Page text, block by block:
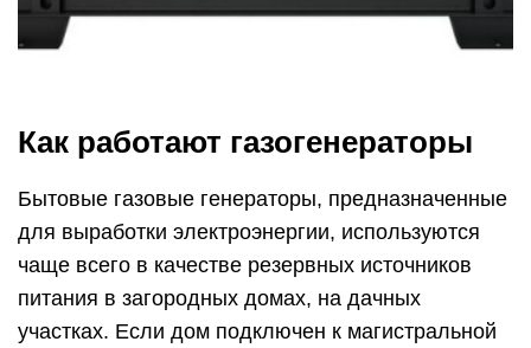
Как работают газогенераторы
Бытовые газовые генераторы, предназначенные
для выработки электроэнергии, используются
чаще всего в качестве резервных источников
питания в загородных домах, на дачных
участках. Если дом подключен к магистральной